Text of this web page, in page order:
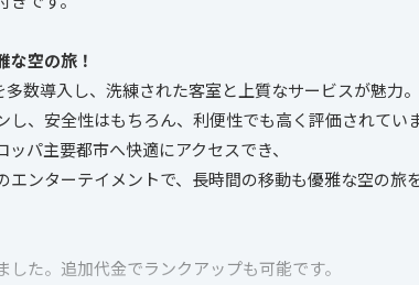
な空の旅！
数導入し、洗練された客室と上質なサービスが魅力。
、安全性はもちろん、利便性でも高く評価されていま
パ主要都市へ快適にアクセスでき、
ンターテイメントで、長時間の移動も優雅な空の旅
た。追加代金でランクアップも可能です。